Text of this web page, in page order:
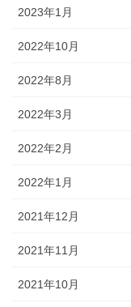
2023年1月
2022年10月
2022年8月
2022年3月
2022年2月
2022年1月
2021年12月
2021年11月
2021年10月